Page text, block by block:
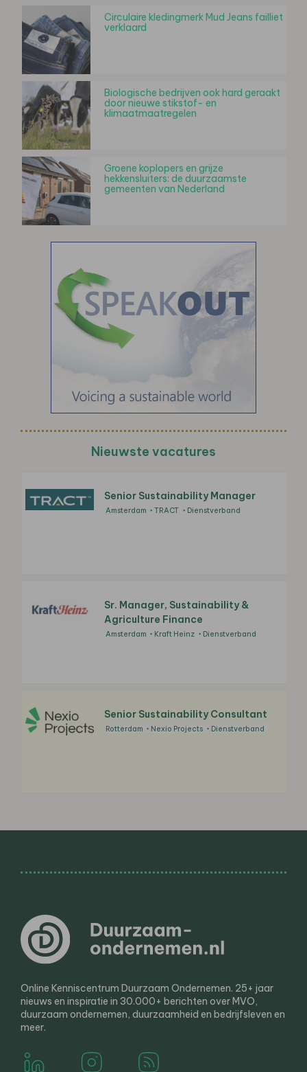
Circulaire kledingmerk Mud Jeans failliet
verklaard
Biologische bedrijven ook hard geraakt
door nieuwe stikstof- en
klimaatmaatregelen
Groene koplopers en grijze
hekkensluiters: de duurzaamste
gemeenten van Nederland
Nieuwste vacatures
Senior Sustainability Manager
Amsterdam TRACT Dienstverband
Sr. Manager, Sustainability &
Agriculture Finance
Amsterdam Kraft Heinz Dienstverband
Senior Sustainability Consultant
Rotterdam Nexio Projects Dienstverband
Online Kenniscentrum Duurzaam Ondernemen. 25+ jaar
nieuws en inspiratie in 30.000+ berichten over MVO,
duurzaam ondernemen, duurzaamheid en bedrijfsleven en
meer.